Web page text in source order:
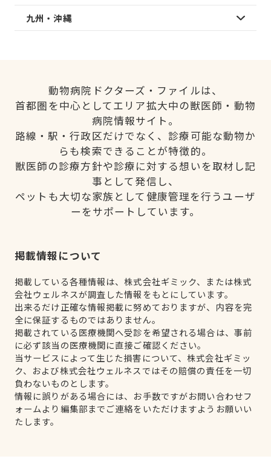
九州・沖縄
動物病院ドクターズ・ファイルは、
首都圏を中心としてエリア拡大中の獣医師・動物
病院情報サイト。
路線・駅・行政区だけでなく、診療可能な動物か
らも検索できることが特徴的。
獣医師の診療方針や診療に対する想いを取材し記
事として発信し、
ペットも大切な家族として健康管理を行うユーザ
ーをサポートしています。
掲載情報について
掲載している各種情報は、株式会社ギミック、または株式
会社ウェルネスが調査した情報をもとにしています。
出来るだけ正確な情報掲載に努めておりますが、内容を完
全に保証するものではありません。
掲載されている医療機関へ受診を希望される場合は、事前
に必ず該当の医療機関に直接ご確認ください。
当サービスによって生じた損害について、株式会社ギミッ
ク、および株式会社ウェルネスではその賠償の責任を一切
負わないものとします。
情報に誤りがある場合には、お手数ですがお問い合わせフ
ォームより編集部までご連絡をいただけますようお願いい
たします。